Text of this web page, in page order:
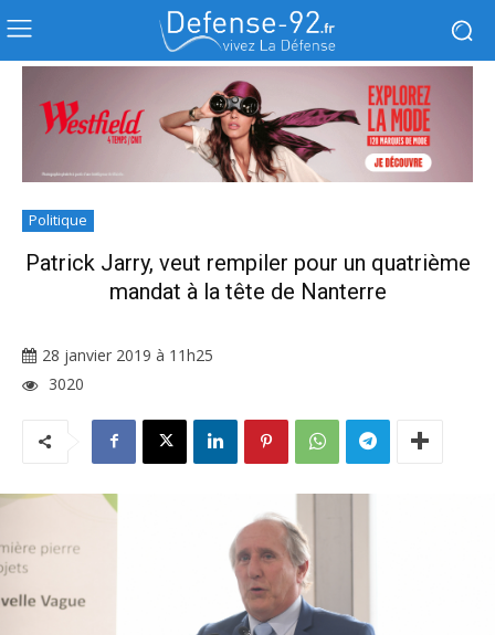
Politique
Patrick Jarry, veut rempiler pour un quatrième
mandat à la tête de Nanterre
28 janvier 2019 à 11h25
3020